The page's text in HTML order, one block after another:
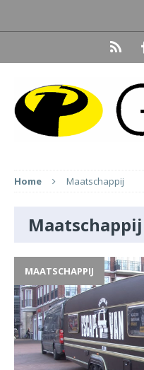
Home Maatschappij
Maatschappij
MAATSCHAPPIJ